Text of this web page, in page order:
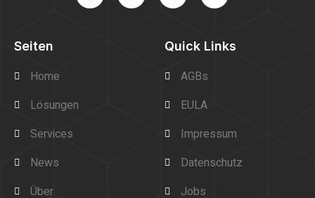
Seiten
Home
Lösungen
Services
News
Über
Quick Links
AGBs
EULA
Impressum
Datenschutz
Jobs